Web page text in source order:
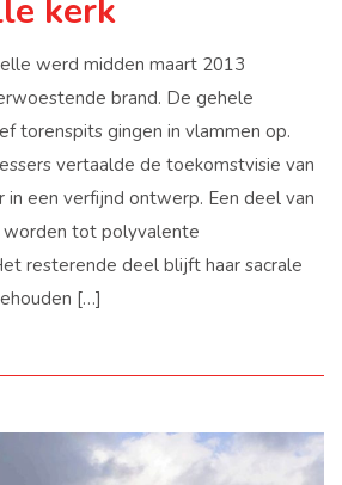
kerk
werd midden maart 2013
brand. De gehele
torenspits gingen in vlammen op.
vertaalde de toekomstvisie van
een verfijnd ontwerp. Een deel van
worden tot polyvalente
resterende deel blijft haar sacrale
[…]